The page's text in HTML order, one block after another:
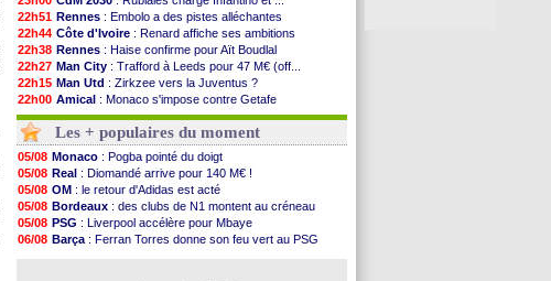
22h51 Rennes : Embolo a des pistes alléchantes
22h44 Côte d'Ivoire : Renard affiche ses ambitions
22h38 Rennes : Haise confirme pour Aït Boudlal
22h27 Man City : Trafford à Leeds pour 47 M€ (off...
22h15 Man Utd : Zirkzee vers la Juventus ?
22h00 Amical : Monaco s'impose contre Getafe
21h48 Nantes: Der Zakarian et sa relation avec Kita
21h39
OM: le club prêt à libérer Kondogbia ?
21h26 Monaco: le message touchant d'Akliouche
21h05
FIFA: Tebas en remet une couche
20h47
FIFA : l'UEFA maintient la pression
20h30
PSG: Tebas encense Luis Enrique
20h18
Real: Vinicius jusqu'en 2032 (officiel)
20h04
Lyon: Mangala va rejoindre Getafe
19h47
OM: une offre refusée pour Aguerd
Les + populaires du moment
05/08 Monaco : Pogba pointé du doigt
05/08 Real : Diomandé arrive pour 140 M€ !
05/08 OM : le retour d'Adidas est acté
05/08 Bordeaux : des clubs de N1 montent au créneau
05/08 PSG : Liverpool accélère pour Mbaye
06/08 Barça : Ferran Torres donne son feu vert au PSG